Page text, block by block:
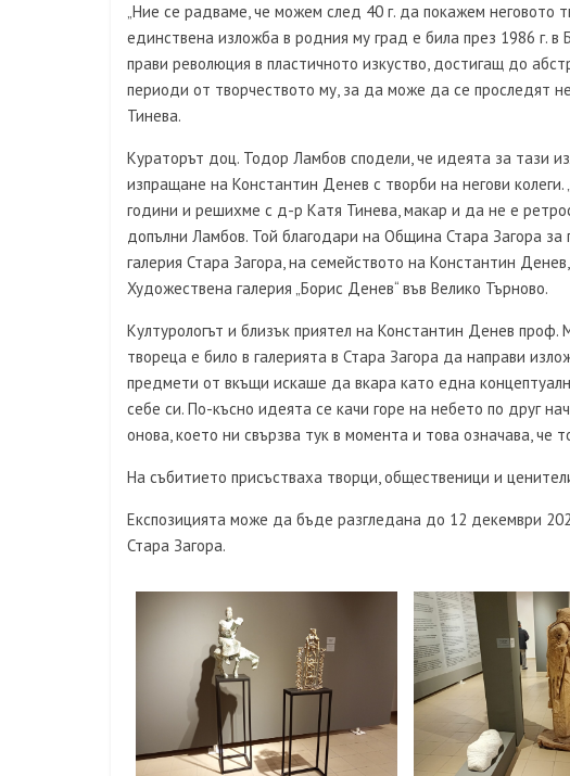
„Ние се радваме, че можем след 40 г. да покажем неговото
единствена изложба в родния му град е била през 1986 г.
прави революция в пластичното изкуство, достигащ до
периоди от творчеството му, за да може да се проследят
Тинева.
Кураторът доц. Тодор Ламбов сподели, че идеята за тази
изпращане на Константин Денев с творби на негови
години и решихме с д-р Катя Тинева, макар и да не е
допълни Ламбов. Той благодари на Община Стара Загора
галерия Стара Загора, на семейството на Константин
Художествена галерия „Борис Денев“ във Велико Търново.
Културологът и близък приятел на Константин Денев
твореца е било в галерията в Стара Загора да направи
предмети от вкъщи искаше да вкара като една
себе си. По-късно идеята се качи горе на небето по друг
онова, което ни свързва тук в момента и това означава, че
На събитието присъстваха творци, общественици и
Експозицията може да бъде разгледана до 12 декември
Стара Загора.